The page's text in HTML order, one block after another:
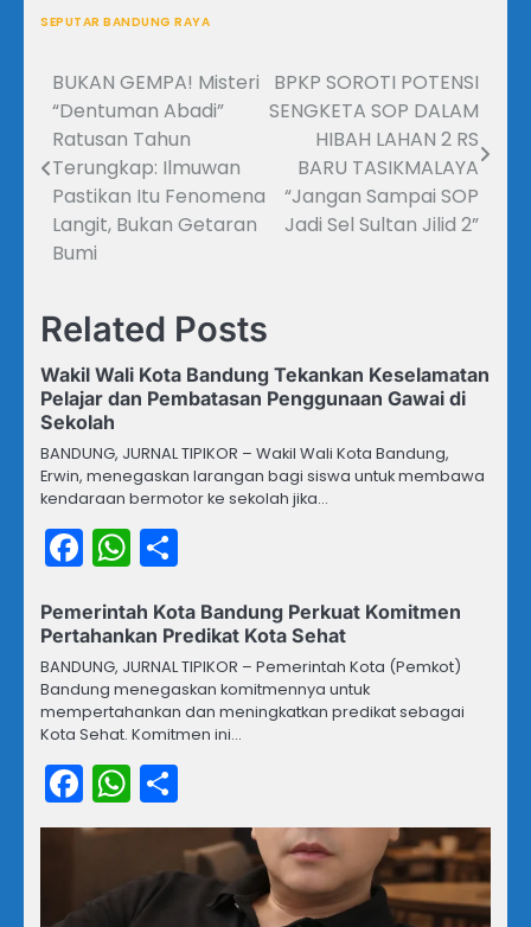
SEPUTAR BANDUNG RAYA
Navigasi
pos
BUKAN GEMPA! Misteri
“Dentuman Abadi”
Ratusan Tahun
Terungkap: Ilmuwan
Pastikan Itu Fenomena
Langit, Bukan Getaran
Bumi
BPKP SOROTI POTENSI
SENGKETA SOP DALAM
HIBAH LAHAN 2 RS
BARU TASIKMALAYA
“Jangan Sampai SOP
Jadi Sel Sultan Jilid 2”
Related Posts
Wakil Wali Kota Bandung Tekankan Keselamatan
Pelajar dan Pembatasan Penggunaan Gawai di
Sekolah
BANDUNG, JURNAL TIPIKOR – Wakil Wali Kota Bandung,
Erwin, menegaskan larangan bagi siswa untuk membawa
kendaraan bermotor ke sekolah jika…
Facebook
WhatsApp
Pemerintah Kota Bandung Perkuat Komitmen
Pertahankan Predikat Kota Sehat
BANDUNG, JURNAL TIPIKOR – Pemerintah Kota (Pemkot)
Bandung menegaskan komitmennya untuk
mempertahankan dan meningkatkan predikat sebagai
Kota Sehat. Komitmen ini…
Facebook
WhatsApp